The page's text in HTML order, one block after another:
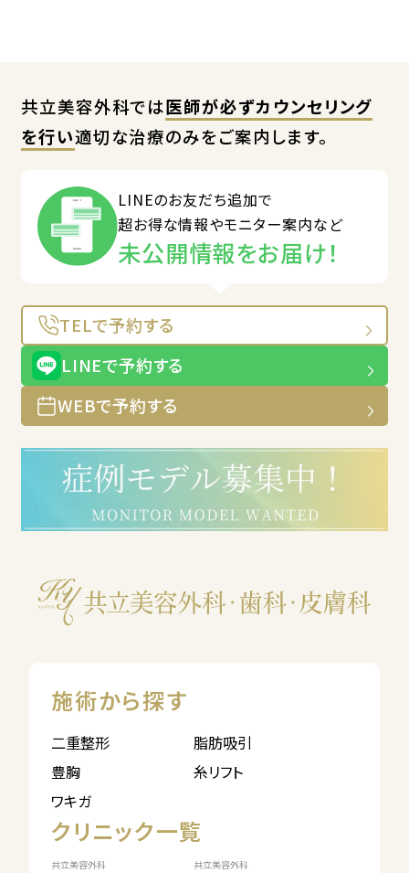
共立美容外科では医師が必ずカウンセリング
を行い適切な治療のみをご案内します。
LINEのお友だち追加で
超お得な情報やモニター案内など
未公開情報をお届け！
TELで予約する
LINEで予約する
WEBで予約する
施術から探す
二重整形
脂肪吸引
豊胸
糸リフト
ワキガ
クリニック一覧
共立美容外科 共立美容外科